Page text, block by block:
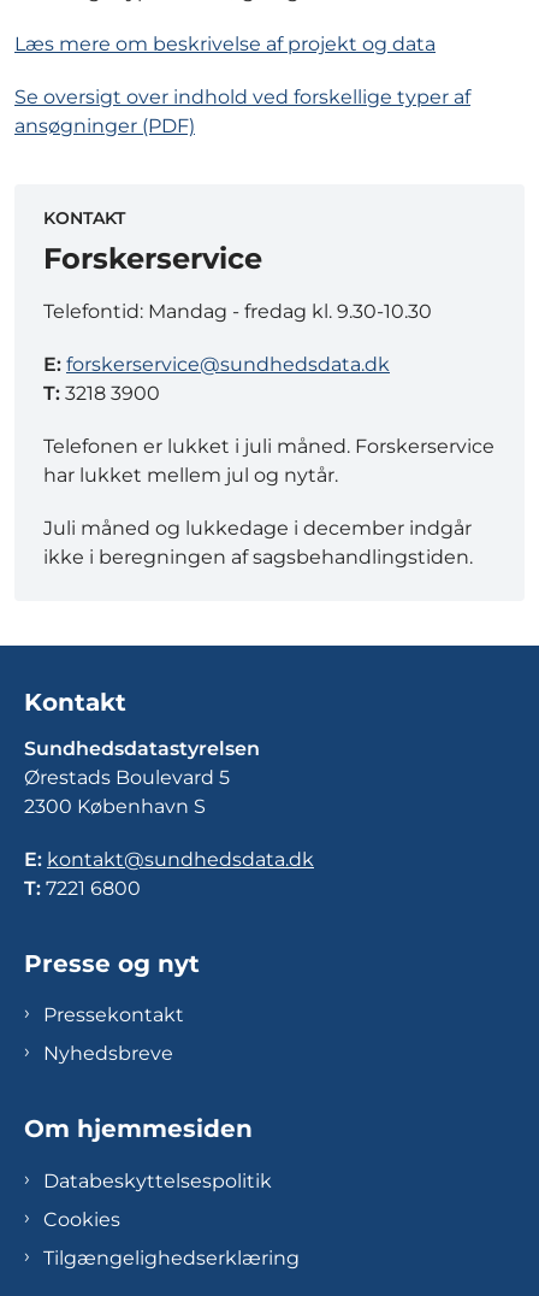
Læs mere om beskrivelse af projekt og data
Se oversigt over indhold ved forskellige typer af
ansøgninger (PDF)
KONTAKT
Forskerservice
Telefontid: Mandag - fredag kl. 9.30-10.30
E: forskerservice@sundhedsdata.dk
T: 3218 3900
Telefonen er lukket i juli måned. Forskerservice
har lukket mellem jul og nytår.
Juli måned og lukkedage i december indgår
ikke i beregningen af sagsbehandlingstiden.
Kontakt
Sundhedsdatastyrelsen
Ørestads Boulevard 5
2300 København S
E: kontakt@sundhedsdata.dk
T: 7221 6800
Presse og nyt
Pressekontakt
Nyhedsbreve
Om hjemmesiden
Databeskyttelsespolitik
Cookies
Tilgængelighedserklæring